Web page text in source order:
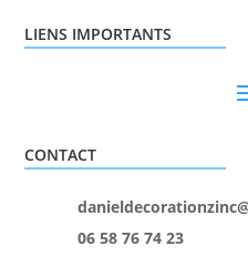
LIENS IMPORTANTS
CONTACT
06 58 76 74 23